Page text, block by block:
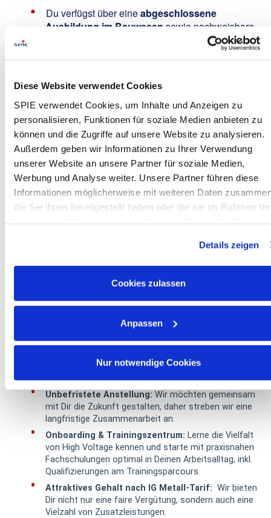
Diese Website verwendet Cookies
SPIE verwendet Cookies, um Inhalte und Anzeigen zu
personalisieren, Funktionen für soziale Medien anbieten zu
können und die Zugriffe auf unsere Website zu analysieren.
Außerdem geben wir Informationen zu Ihrer Verwendung
unserer Website an unsere Partner für soziale Medien,
Werbung und Analyse weiter. Unsere Partner führen diese
Informationen möglicherweise mit weiteren Daten
die Sie ihnen bereitgestellt haben oder die sie im Rahmen
Alle weiteren Informationen zu Cookies finden Sie in unseren
Datenschutzhinweisen.
Details zeigen
Cookies zulassen
Anpassen
Nur notwendige Cookies
Du verfügst über eineabgeschlossene
Ausbildung im Bauwesen sowie nachweisbare
praktische Erfahrung in der Bauleitung,
Du bist bestens vertraut mit den
Arbeitsschutzbestimmungen, idealerweise hast
Du spezielles Fachwissen im
Bereich Gründungen, Mastmontage oder Seilzug
Du besitzt denFührerschein Kl. B und bringst
eine hoheReisebereitschaftmit (durchgehend
wöchentlich MO - DO, inkl.
Auswärtsübernachtung), um unsere Projekte vor
Ort begleiten zu können
Mit Deiner Kommunikationsstärke (inkl. sehr guter
Durchsetzungsfähigkeit gelingt Dir eine produktive
Zusammenarbeit im Team und in der
Zusammenarbeit mit Subunternehmern
Dich engagiert sowie organisiert und mit Deinem
kompetenten Auftreten gegenüber unseren
nachhaltige Kundenbeziehung
Unbefristete Anstellung: Wir möchten gemeinsam
mit Dir die Zukunft gestalten, daher streben wir eine
langfristige Zusammenarbeit an.
Onboarding & Trainingszentrum: Lerne die Vielfalt
von High Voltage kennen und starte mit praxisnahen
Fachschulungen optimal in Deinen Arbeitsalltag, inkl.
Qualifizierungen am Trainingsparcours.
Attraktives Gehalt nach IG Metall-Tarif: Wir bieten
Dir nicht nur eine faire Vergütung, sondern auch eine
Vielzahl von Zusatzleistungen.